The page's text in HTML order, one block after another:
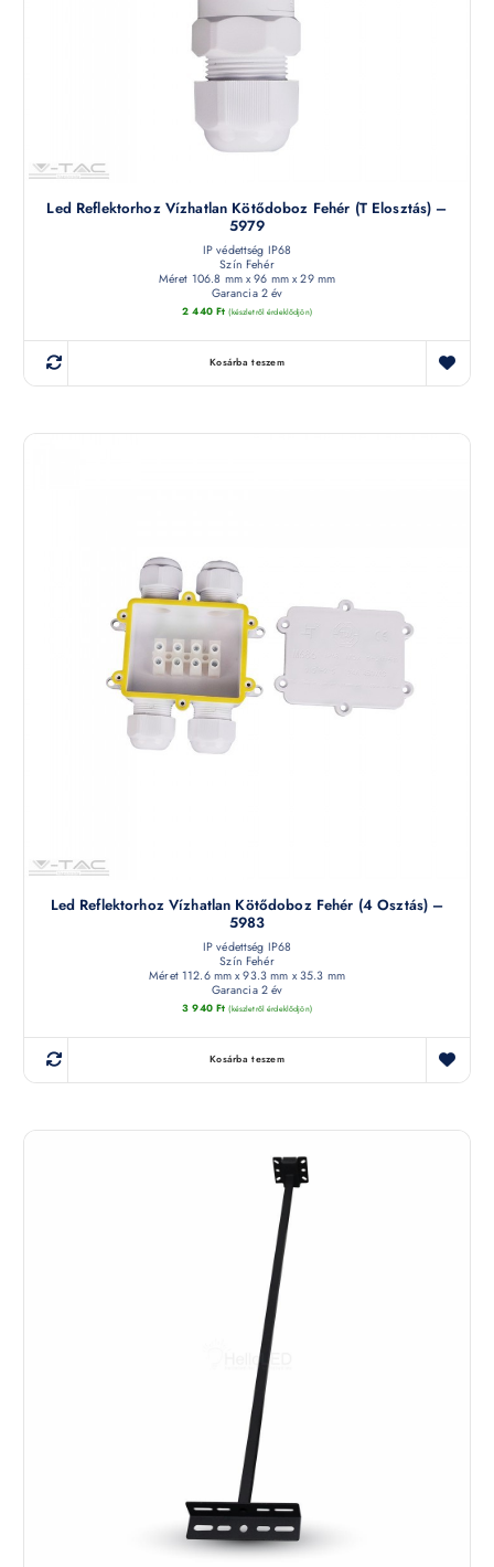
Led Reflektorhoz Vízhatlan Kötődoboz Fehér (T Elosztás) –
5979
IP védettség IP68
Szín Fehér
Méret 106.8 mm x 96 mm x 29 mm
Garancia 2 év
2 440 Ft (készletről érdeklődjön)
Kosárba teszem
Led Reflektorhoz Vízhatlan Kötődoboz Fehér (4 Osztás) –
5983
IP védettség IP68
Szín Fehér
Méret 112.6 mm x 93.3 mm x 35.3 mm
Garancia 2 év
3 940 Ft (készletről érdeklődjön)
Kosárba teszem